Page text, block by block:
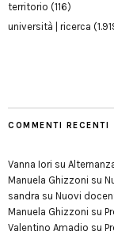
territorio (116)
università | ricerca
COMMENTI RECENTI
Vanna Iori su
Manuela Ghizzoni su
sandra su Nuovi
Manuela Ghizzoni su
Valentino Amadio su